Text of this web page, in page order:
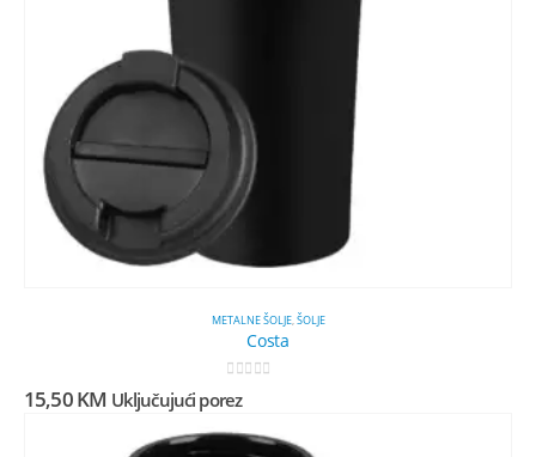
METALNE ŠOLJE,ŠOLJE
Costa
15,50KM Uključujući porez